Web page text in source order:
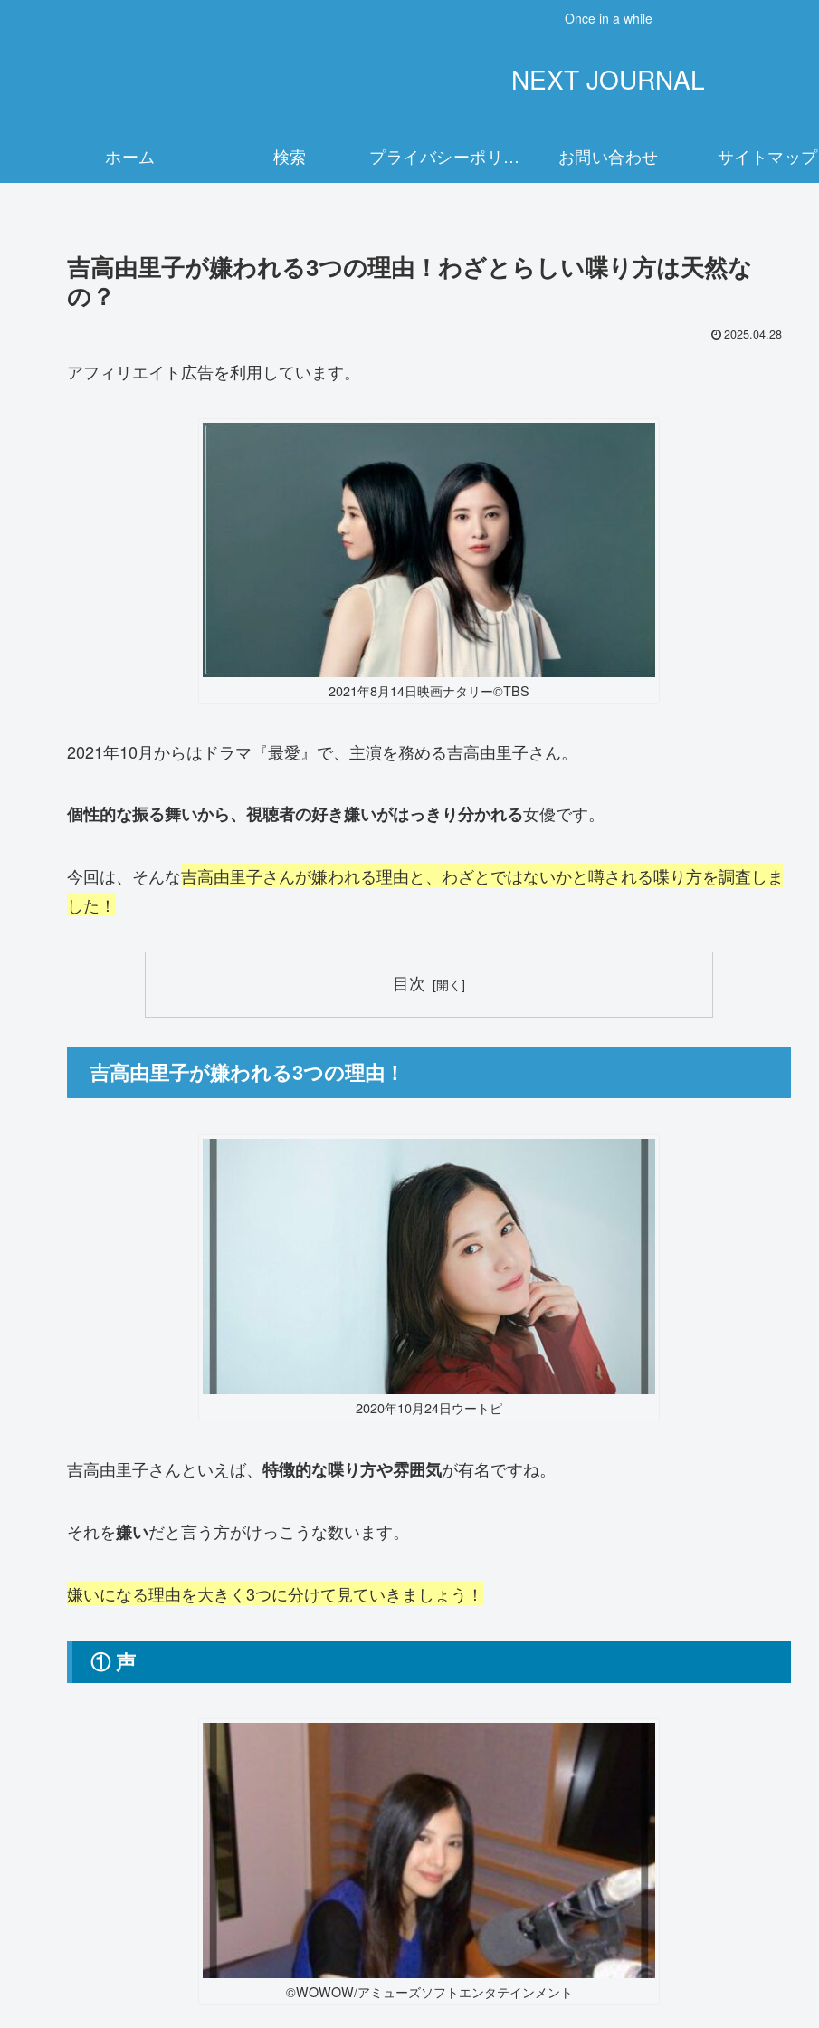
Once in a while
NEXT JOURNAL
ホーム 検索 プライバシーポリシー お問い合わせ サイトマップ
吉高由里子が嫌われる3つの理由！わざとらしい喋り方は天然な
の？
2025.04.28
アフィリエイト広告を利用しています。
2021年8月14日映画ナタリー©TBS
2021年10月からはドラマ『最愛』で、主演を務める吉高由里子さん。
個性的な振る舞いから、視聴者の好き嫌いがはっきり分かれる女優です。
今回は、そんな吉高由里子さんが嫌われる理由と、わざとではないかと噂される喋り方を調査しま
した！
目次
吉高由里子が嫌われる3つの理由！
2020年10月24日ウートピ
吉高由里子さんといえば、 特徴的な喋り方や雰囲気が有名ですね。
それを嫌いだと言う方がけっこうな数います。
嫌いになる理由を大きく3つに分けて見ていきましょう！
① 声
©WOWOW/アミューズソフトエンタテインメント